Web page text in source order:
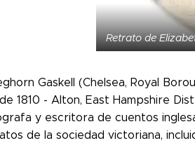
Retrato de
Gaskell (Chelsea, Royal
1810 - Alton, East Hampshire
y escritora de cuentos
de la sociedad victoriana,